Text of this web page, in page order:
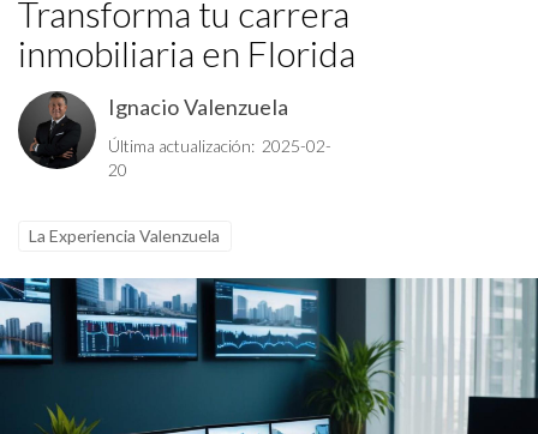
Transforma tu carrera
inmobiliaria en Florida
Ignacio Valenzuela
Última actualización: 2025-02-
20
La Experiencia Valenzuela